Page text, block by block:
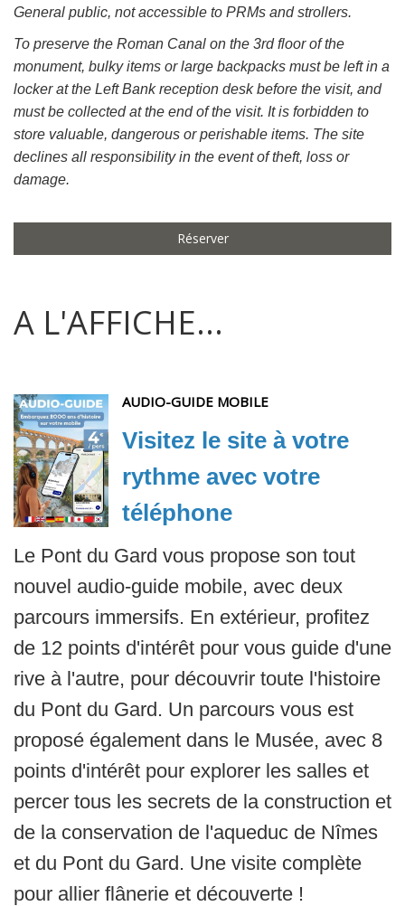
General public, not accessible to PRMs and strollers.
To preserve the Roman Canal on the 3rd floor of the
monument, bulky items or large backpacks must be left in a
locker at the Left Bank reception desk before the visit, and
must be collected at the end of the visit. It is forbidden to
store valuable, dangerous or perishable items. The site
declines all responsibility in the event of theft, loss or
damage.
Réserver
A L'AFFICHE...
AUDIO-GUIDE MOBILE
Visitez le site à votre
rythme avec votre
téléphone
Le Pont du Gard vous propose son tout
nouvel audio-guide mobile, avec deux
parcours immersifs. En extérieur, profitez
de 12 points d'intérêt pour vous guide d'une
rive à l'autre, pour découvrir toute l'histoire
du Pont du Gard. Un parcours vous est
proposé également dans le Musée, avec 8
points d'intérêt pour explorer les salles et
percer tous les secrets de la construction et
de la conservation de l'aqueduc de Nîmes
et du Pont du Gard. Une visite complète
pour allier flânerie et découverte !